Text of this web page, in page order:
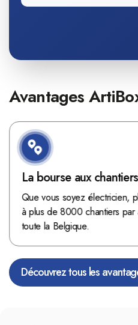
Avantages
La bourse aux
véritable mine d'or !
Que vous soyez électricien,
à plus de 8000 chantiers par
toute la Belgique.
Découvrez tous les